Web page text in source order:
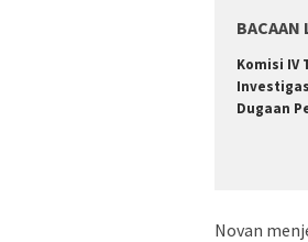
BACAAN
Komisi IV
Dugaan
Novan